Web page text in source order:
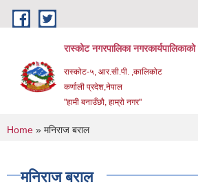
Skip to main content
रास्कोट नगरपालिका नगरकार्यपालिकाको
रास्कोट-५, आर.सी.पी. ,कालिकोट
कर्णाली प्रदेश,नेपाल
"हामी बनाउँछौ, हाम्रो नगर"
You are here
Home » मनिराज बराल
मनिराज बराल